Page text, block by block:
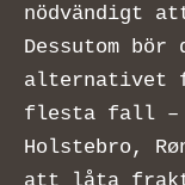
nödvändigt
Dessutom
flesta fall –
Holstebro,
att låta